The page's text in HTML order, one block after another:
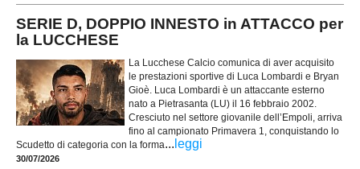
SERIE D, DOPPIO INNESTO in ATTACCO per
la LUCCHESE
La Lucchese Calcio comunica di aver acquisito
le prestazioni sportive di Luca Lombardi e Bryan
Gioè. Luca Lombardi è un attaccante esterno
nato a Pietrasanta (LU) il 16 febbraio 2002.
Cresciuto nel settore giovanile dell’Empoli, arriva
fino al campionato Primavera 1, conquistando lo
Scudetto di categoria con la forma... leggi
30/07/2026